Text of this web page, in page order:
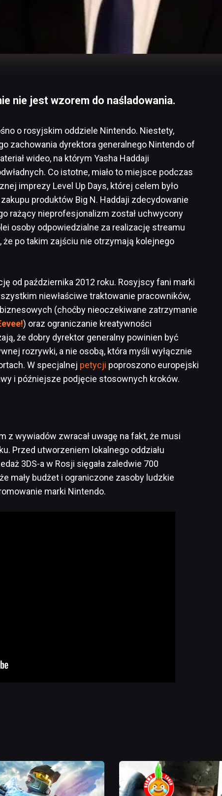
nie jest wzorem do naśladowania.
o rosyjskim oddziele Nintendo. Niestety,
zachowania dyrektora generalnego Nintendo of
wideo, na którym Yasha Haddaji
Co istotne, miało to miejsce podczas
imprezy Level Up Days, której celem było
produktów Big N. Haddaji zdecydowanie
rażący nieprofesjonalizm został uchwycony
osoby odpowiedzialne za realizację streamu
że po takim zajściu nie otrzymają kolejnego
od października 2012 roku. Rosyjscy fani marki
niewłaściwe traktowanie pracowników,
(choćby nieoczekiwane zatrzymanie
) oraz ograniczanie kreatywności
że dobry dyrektor generalny powinien być
rozrywki, a nie osobą, która myśli wyłącznie
W specjalnej petycji poproszono europejski
i późniejsze podjęcie stosownych kroków.
z wywiadów zwracał uwagę na fakt, że musi
Przed utworzeniem lokalnego oddziału
3DS-a w Rosji sięgała zaledwie 700
mały budżet i ograniczone zasoby ludzkie
marki Nintendo.